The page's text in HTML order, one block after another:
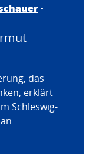
·
das
erklärt
Schleswig-